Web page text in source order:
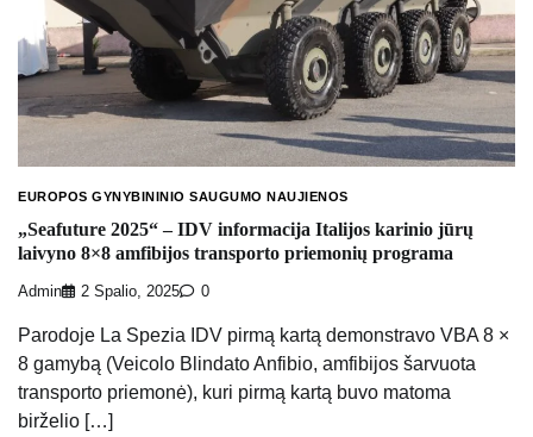
EUROPOS GYNYBININIO SAUGUMO NAUJIENOS
„Seafuture 2025“ – IDV informacija Italijos karinio jūrų
laivyno 8×8 amfibijos transporto priemonių programa
Admin 2 Spalio, 2025 0
Parodoje La Spezia IDV pirmą kartą demonstravo VBA 8 ×
8 gamybą (Veicolo Blindato Anfibio, amfibijos šarvuota
transporto priemonė), kuri pirmą kartą buvo matoma
birželio […]